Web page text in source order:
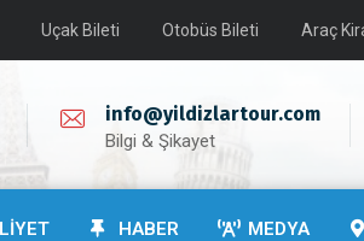
Uçak Bileti Otobüs Bileti Araç
info@yildizlartour.com
Bilgi & Şikayet
HABER MEDYA